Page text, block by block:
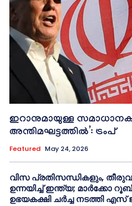
ഇറാനുമായുള്ള
അന്തിമഘട്ടത്തിൽ‌’: ട്രംപ്
Featured May 24, 2026
വിസ പ്രതിസന്ധികളും,
ഉന്നയിച്ച് ഇന്ത്യ; മാർക്കോ
ഉഭയകക്ഷി ചർച്ച നടത്തി എസ്